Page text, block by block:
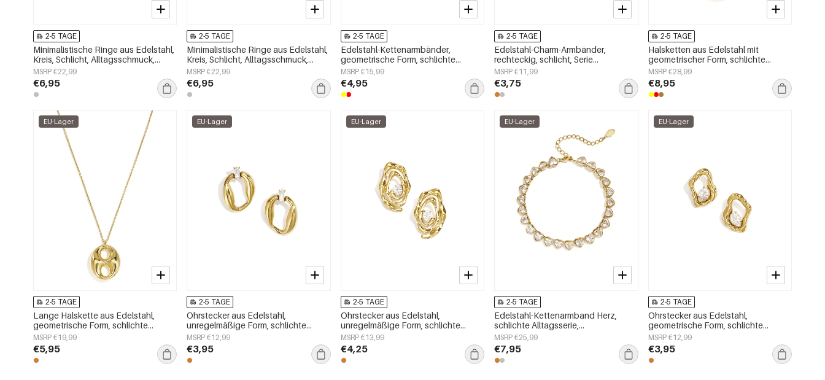
2-5 TAGE
Minimalistische Ringe aus Edelstahl,
Kreis, Schlicht, Alltagsschmuck,
Damenschmuck
MSRP €22,99
€6,95
2-5 TAGE
Minimalistische Ringe aus Edelstahl,
Kreis, Schlicht, Alltagsschmuck,
Damenschmuck
MSRP €22,99
€6,95
2-5 TAGE
Edelstahl-Kettenarmbänder,
geometrische Form, schlichte
Alltagsserie, Damenschmuck
MSRP €15,99
€4,95
2-5 TAGE
Edelstahl-Charm-Armbänder,
rechteckig, schlicht, Serie
„Damenschmuck“
MSRP €11,99
€3,75
2-5 TAGE
Halsketten aus Edelstahl mit
geometrischer Form, schlichte
Alltags-Serie, Damenschmuck
MSRP €28,99
€8,95
EU-Lager
2-5 TAGE
Lange Halskette aus Edelstahl,
geometrische Form, schlichte
Alltags-Serie, Damenschmuck
MSRP €19,99
€5,95
EU-Lager
2-5 TAGE
Ohrstecker aus Edelstahl,
unregelmäßige Form, schlichte
Alltags-Serie, Damenschmuck
MSRP €12,99
€3,95
EU-Lager
2-5 TAGE
Ohrstecker aus Edelstahl,
unregelmäßige Form, schlichte
Alltags-Serie, Damenschmuck
MSRP €13,99
€4,25
EU-Lager
2-5 TAGE
Edelstahl-Kettenarmband Herz,
schlichte Alltagsserie,
Damenschmuck
MSRP €25,99
€7,95
EU-Lager
2-5 TAGE
Ohrstecker aus Edelstahl,
geometrische Form, schlichte
Alltags-Serie, Damenschmuck
MSRP €12,99
€3,95